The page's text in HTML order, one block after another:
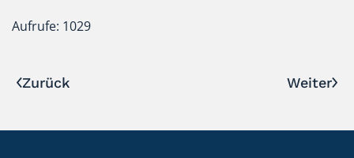
Aufrufe: 1029
Zurück Weiter